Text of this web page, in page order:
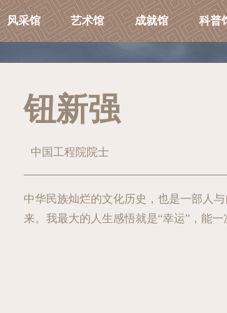
风采馆 艺术馆 成就馆 科普
钮新强
中国工程院院士
中华民族灿烂的文化历史，也是一部人
来。我最大的人生感悟就是“幸运”，能